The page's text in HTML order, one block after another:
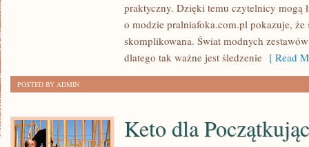
praktyczny. Dzięki temu czytelnicy mogą
o modzie pralniafoka.com.pl pokazuje,
skomplikowana. Świat modnych
dlatego tak ważne jest śledzenie [ Read
POSTED BY ADMIN
Keto dla